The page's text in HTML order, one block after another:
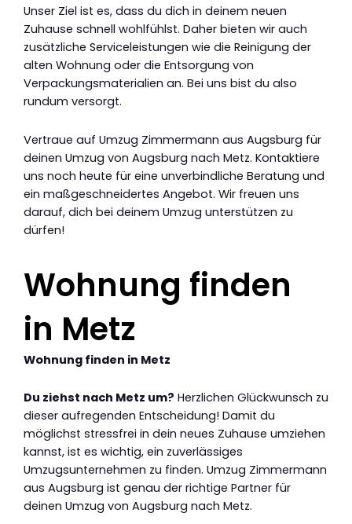
Unser Ziel ist es, dass du dich in deinem neuen
Zuhause schnell wohlfühlst. Daher bieten wir auch
zusätzliche Serviceleistungen wie die Reinigung der
alten Wohnung oder die Entsorgung von
Verpackungsmaterialien an. Bei uns bist du also
rundum versorgt.
Vertraue auf Umzug Zimmermann aus Augsburg für
deinen Umzug von Augsburg nach Metz. Kontaktiere
uns noch heute für eine unverbindliche Beratung und
ein maßgeschneidertes Angebot. Wir freuen uns
darauf, dich bei deinem Umzug unterstützen zu
dürfen!
Wohnung finden
in Metz
Wohnung finden in Metz
Du ziehst nach Metz um? Herzlichen Glückwunsch zu
dieser aufregenden Entscheidung! Damit du
möglichst stressfrei in dein neues Zuhause umziehen
kannst, ist es wichtig, ein zuverlässiges
Umzugsunternehmen zu finden. Umzug Zimmermann
aus Augsburg ist genau der richtige Partner für
deinen Umzug von Augsburg nach Metz.